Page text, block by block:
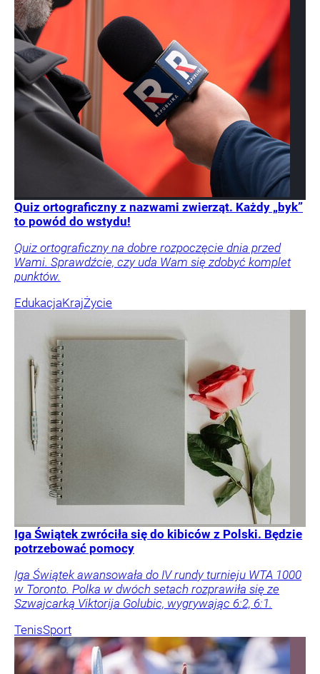
Quiz ortograficzny z nazwami zwierząt. Każdy „byk”
to powód do wstydu!
Quiz ortograficzny na dobre rozpoczęcie dnia przed
Wami. Sprawdźcie, czy uda Wam się zdobyć komplet
punktów.
EdukacjaKrajŻycie
Iga Świątek zwróciła się do kibiców z Polski. Będzie
potrzebować pomocy
Iga Świątek awansowała do IV rundy turnieju WTA 1000
w Toronto. Polka w dwóch setach rozprawiła się ze
Szwajcarką Viktorija Golubic, wygrywając 6:2, 6:1.
TenisSport